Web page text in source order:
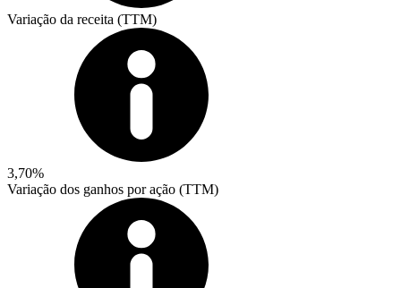
Variação da receita (TTM)
3,70%
Variação dos ganhos por ação (TTM)